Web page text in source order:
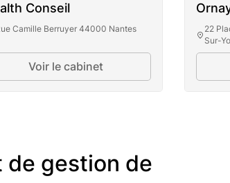
Conseil
Camille Berruyer 44000 Nantes
Voir le cabinet
22
Sur-
de gestion de